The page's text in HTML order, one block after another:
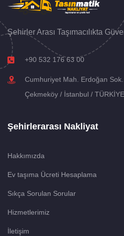
Şehirler Arası Taşımacılıkta
+90 532 176 63 00
Cumhuriyet Mah. Erdoğan
Çekmeköy / İstanbul / TÜRKİYE
Şehirlerarası Nakliyat
Hakkımızda
Ev taşıma Ücreti Hesaplama
Sıkça Sorulan Sorular
Hizmetlerimiz
İletişim